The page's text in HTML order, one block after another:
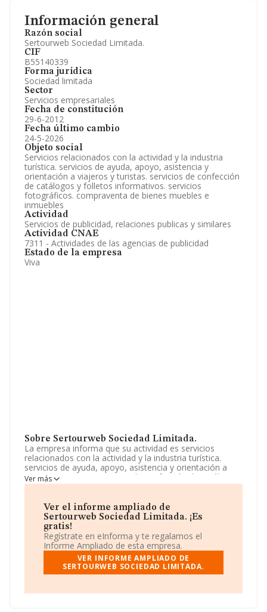
Información general
Razón social
Sertourweb Sociedad Limitada.
CIF
B55140339
Forma jurídica
Sociedad limitada
Sector
Servicios empresariales
Fecha de constitución
29-6-2012
Fecha último cambio
24-5-2026
Objeto social
Servicios relacionados con la actividad y la industria
turística. servicios de ayuda, apoyo, asistencia y
orientación a viajeros y turistas. servicios de confección
de catálogos y folletos informativos. servicios
fotográficos. compraventa de bienes muebles e
inmuebles
Actividad
Servicios de publicidad, relaciones publicas y similares
Actividad CNAE
7311 - Actividades de las agencias de publicidad
Estado de la empresa
Viva
Sobre Sertourweb Sociedad Limitada.
La empresa informa que su actividad es servicios
relacionados con la actividad y la industria turística.
servicios de ayuda, apoyo, asistencia y orientación a
viajeros y turistas. servicios de confección de catálogos
y folletos informativos. servicios fotográficos.
empresa es una Sociedad Limitada. Clasifica su
actividad CNAE como 'Agencias de publicidad', código
7311. La sociedad no tiene actividad en mercados
exteriores.
Ha tenido el mismo número de profesionales y según
los datos a disposición de INFORMA, ha tenido un
número de empleados por debajo de la media de
Ver más
Ver el informe ampliado de
Sertourweb Sociedad Limitada. ¡Es
gratis!
Regístrate en eInforma y te regalamos el
Informe Ampliado de esta empresa.
VER INFORME AMPLIADO DE
SERTOURWEB SOCIEDAD LIMITADA.
Información oficial y registral complementaria.